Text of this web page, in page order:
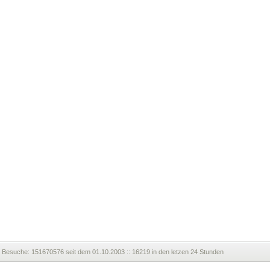
Besuche: 151670576 seit dem 01.10.2003 :: 16219 in den letzen 24 Stunden